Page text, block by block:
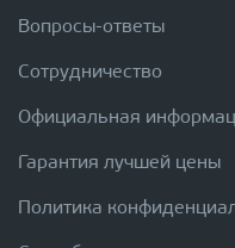
Вопросы-ответы
Сотрудничество
Официальная
Гарантия лучшей цены
Политика